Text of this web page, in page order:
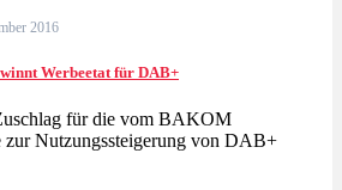
2016
Werbeetat für DAB+
für die vom BAKOM
zur Nutzungssteigerung von DAB+